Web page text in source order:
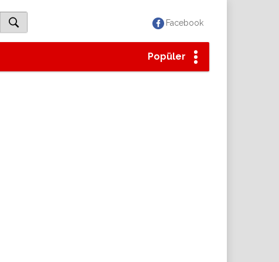
Facebook
Popüler